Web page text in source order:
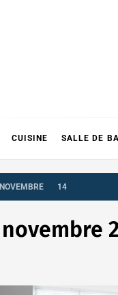
CUISINE SALLE DE
NOVEMBRE 14